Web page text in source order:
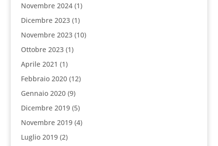
Novembre 2024(1)
Dicembre 2023(1)
Novembre 2023(10)
Ottobre 2023(1)
Aprile 2021 (1)
Febbraio 2020(12)
Gennaio 2020(9)
Dicembre 2019(5)
Novembre 2019(4)
Luglio 2019(2)